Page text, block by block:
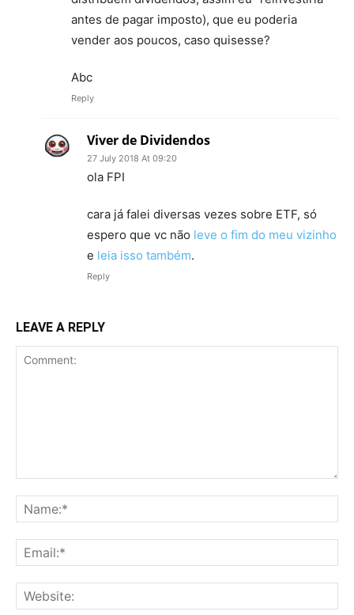
antes de pagar imposto), que eu poderia
vender aos poucos, caso quisesse?
Abc
Reply
Viver de Dividendos
27 July 2018 At 09:20
ola FPI
cara já falei diversas vezes sobre ETF, só
espero que vc não leve o fim do meu vizinho
e leia isso também.
Reply
LEAVE A REPLY